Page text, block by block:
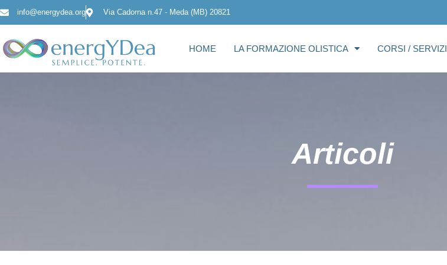
info@energydea.org Via Cadorna n.47 - Meda (MB) 20821
HOME LA FORMAZIONE OLISTICA CORSI / SERVIZI
Articoli